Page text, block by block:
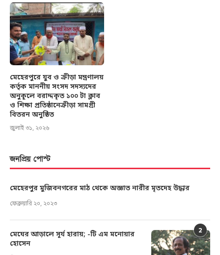
মেহেরপুরে যুব ও ক্রীড়া মন্ত্রণালয়
কর্তৃক মাননীয় সংসদ সদস্যদের
অনুকূলে বরাদ্দকৃত ১০০ টা ক্লাব
ও শিক্ষা প্রতিষ্ঠানেক্রীড়া সামগ্রী
বিতরন অনুষ্ঠিত
জুলাই ৩১, ২০২৬
জনপ্রিয় পোস্ট
মেহেরপুর মুজিবনগরের মাঠ থেকে অজ্ঞাত নারীর মৃতদেহ উদ্ধার
ফেব্রুয়ারি ২০, ২০২৩
2
মেঘের আড়ালে সূর্য হারায়; -টি এম মনোয়ার
হোসেন